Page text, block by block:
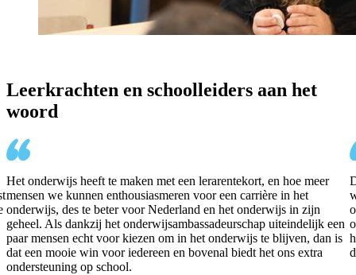
Leerkrachten en schoolleiders aan het
woord
Het onderwijs heeft te maken met een lerarentekort, en hoe meer
mensen we kunnen enthousiasmeren voor een carrière in het
onderwijs, des te beter voor Nederland en het onderwijs in zijn
geheel. Als dankzij het onderwijsambassadeurschap uiteindelijk een
paar mensen echt voor kiezen om in het onderwijs te blijven, dan is
dat een mooie win voor iedereen en bovenal biedt het ons extra
ondersteuning op school.